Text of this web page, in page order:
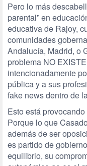
Pero lo más
parental” en
educativa de Rajoy,
comunidades
Andalucía, Madrid, o
problema NO
intencionadamente
pública y a sus
fake news dentro de
Esto está
Porque lo que
además de ser
es partido de
equilibrio, su